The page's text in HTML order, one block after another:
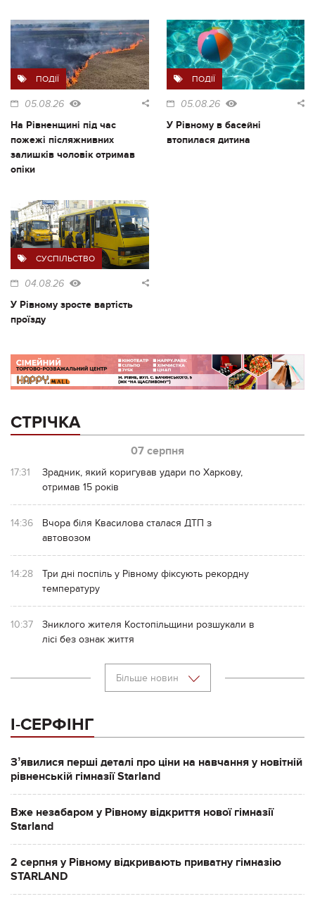
ПОДІЇ
05.08.26
На Рівненщині під час
пожежі післяжнивних
залишків чоловік отримав
опіки
ПОДІЇ
05.08.26
У Рівному в басейні
втопилася дитина
СУСПІЛЬСТВО
04.08.26
У Рівному зросте вартість
проїзду
СТРІЧКА
07 серпня
17:31
Зрадник, який коригував удари по Харкову,
отримав 15 років
14:36
Вчора біля Квасилова сталася ДТП з
автовозом
14:28
Три дні поспіль у Рівному фіксують рекордну
температуру
10:37
Зниклого жителя Костопільщини розшукали в
лісі без ознак життя
Більше новин
І-СЕРФІНГ
Зʼявилися перші деталі про ціни на навчання у новітній
рівненській гімназії Starland
Вже незабаром у Рівному відкриття нової гімназії
Starland
2 серпня у Рівному відкривають приватну гімназію
STARLAND